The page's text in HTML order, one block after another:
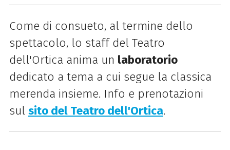
Come di consueto, al termine dello
spettacolo, lo staff del Teatro
dell'Ortica anima un laboratorio
dedicato a tema a cui segue la classica
merenda insieme. Info e prenotazioni
sul sito del Teatro dell'Ortica.